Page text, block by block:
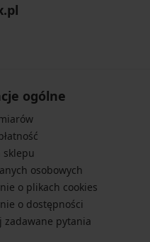
ogólne
sklepu
osobowych
o plikach cookies
o dostępności
zadawane pytania